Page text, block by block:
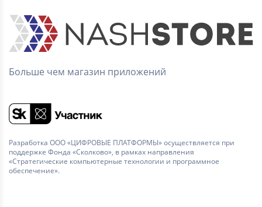
Больше чем магазин приложений
Разработка ООО «ЦИФРОВЫЕ ПЛАТФОРМЫ» осуществляется при
поддержке Фонда «Сколково», в рамках направления
«Стратегические компьютерные технологии и программное
обеспечение».